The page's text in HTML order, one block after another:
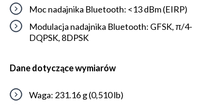
Moc nadajnika Bluetooth: <13 dBm (EIRP)
Modulacja nadajnika Bluetooth: GFSK, π/4-
DQPSK, 8DPSK
Dane dotyczące wymiarów
Waga: 231.16 g (0,510 lb)